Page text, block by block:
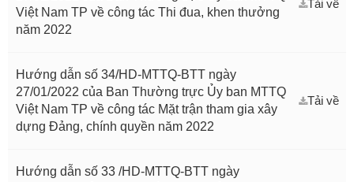
Việt Nam TP về công tác Thi đua, khen thưởng
năm 2022
Tải về
Hướng dẫn số 34/HD-MTTQ-BTT ngày
27/01/2022 của Ban Thường trực Ủy ban MTTQ
Việt Nam TP về công tác Mặt trận tham gia xây
dựng Đảng, chính quyền năm 2022
Tải về
Hướng dẫn số 33 /HD-MTTQ-BTT ngày